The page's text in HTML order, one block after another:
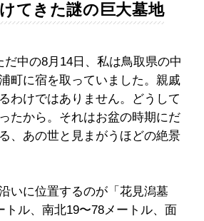
けてきた謎の巨大墓地
中の8月14日、私は鳥取県の中
町に宿を取っていました。親戚
わけではありません。どうして
たから。それはお盆の時期にだ
、あの世と見まがうほどの絶景
いに位置するのが「花見潟墓
トル、南北19〜78メートル、面